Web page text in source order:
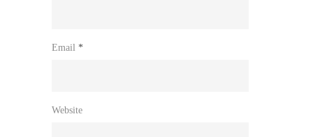
Email *
Website